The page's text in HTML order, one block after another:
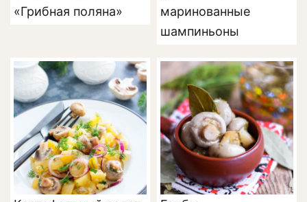
«Грибная поляна»
маринованные
шампиньоны